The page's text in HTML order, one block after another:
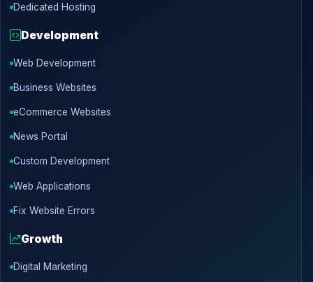
Dedicated Hosting
Development
Web Development
Business Websites
eCommerce Websites
News Portal
Custom Development
Web Applications
Fix Website Errors
Growth
Digital Marketing